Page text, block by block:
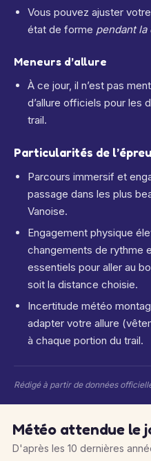
Vous pouvez ajuster
état de forme pendant la
Meneurs d’allure
À ce jour, il n’est pas
d’allure officiels pour les
trail.
Particularités de
Parcours immersif et
passage dans les plus
Vanoise.
Engagement physique
changements de rythme
essentiels pour aller au
soit la distance choisie.
Incertitude météo
adapter votre allure
à chaque portion du trail.
Rédigé à partir de données
Météo attendue le
D'après les 10 dernières